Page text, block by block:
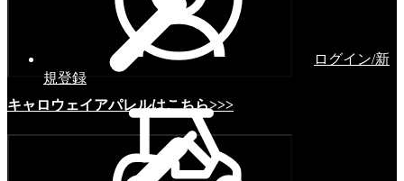
キャロウェイアパレルはこちら>>>
ログイン/新
規登録